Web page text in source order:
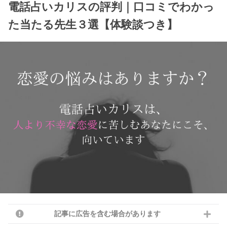
電話占いカリスの評判｜口コミでわかっ
た当たる先生３選【体験談つき】
記事に広告を含む場合があります